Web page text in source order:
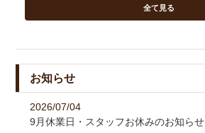
全て見る
お知らせ
2026/07/04
9月休業日・スタッフお休みのお知らせ